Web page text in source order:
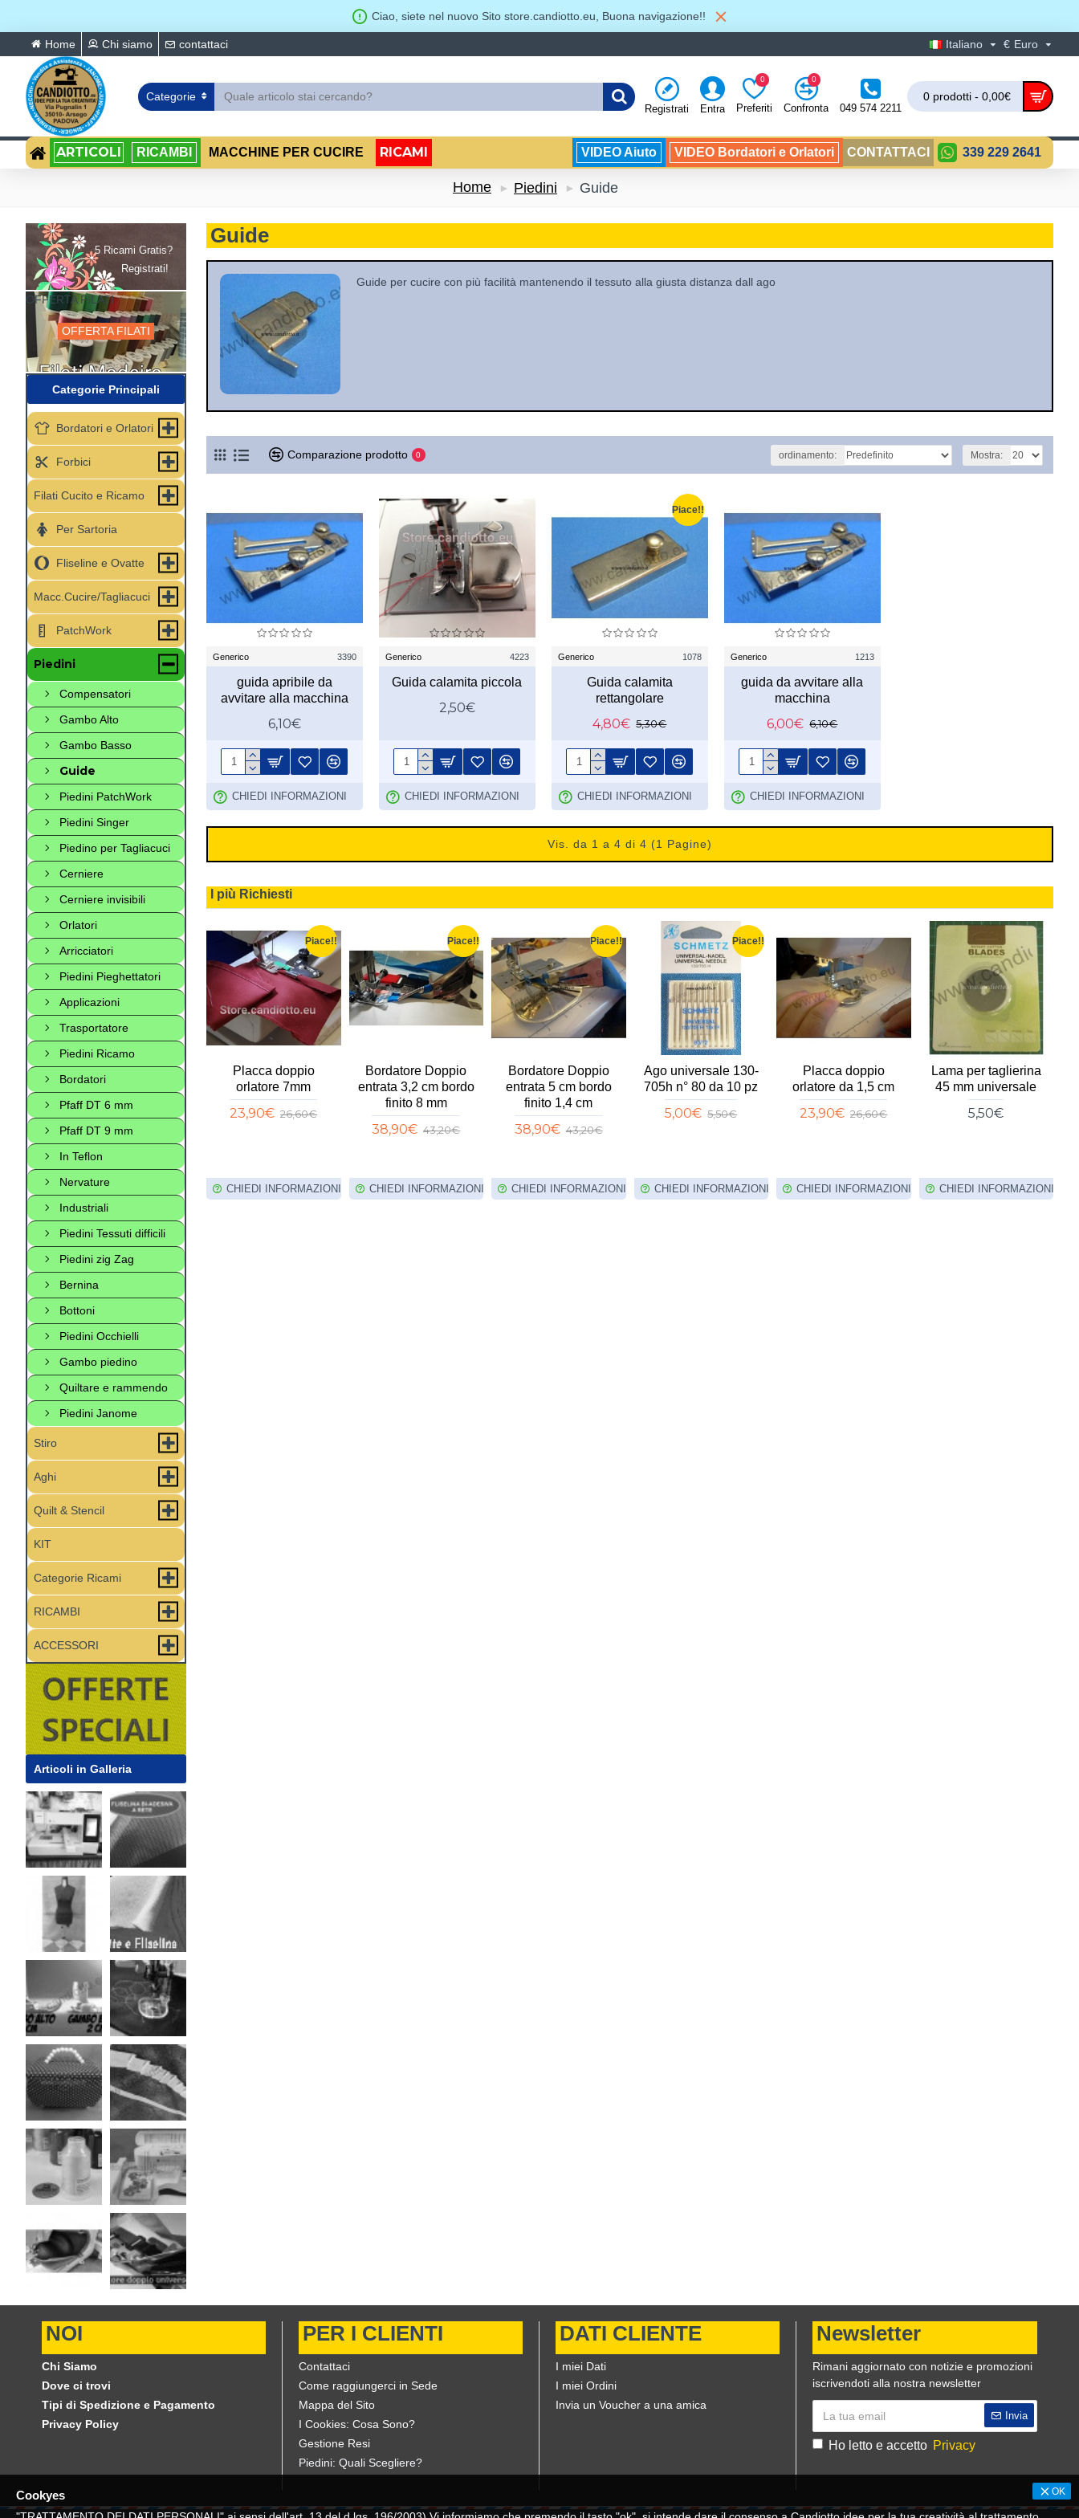
Ciao, siete nel nuovo Sito store.candiotto.eu, Buona navigazione!!
Home Chi siamo contattaci Italiano € Euro
Categorie
Registrati Entra Preferiti
0
Confronta
0
049 574 2211
0 prodotti - 0,00€
ARTICOLI RICAMBI MACCHINE PER CUCIRE RICAMI VIDEO Aiuto VIDEO Bordatori e Orlatori CONTATTACI 339 229 2641
Home Piedini Guide
Registrati!
5 Ricami Gratis?
OFFERTA FILATI
OFFERTA FILATI
Categorie Principali
Bordatori e Orlatori
Forbici
Filati Cucito e Ricamo
Per Sartoria
Fliseline e Ovatte
Macc.Cucire/Tagliacuci
PatchWork
Piedini
Compensatori
Gambo Alto
Gambo Basso
Guide
Piedini PatchWork
Piedini Singer
Piedino per Tagliacuci
Cerniere
Cerniere invisibili
Orlatori
Arricciatori
Piedini Pieghettatori
Applicazioni
Trasportatore
Piedini Ricamo
Bordatori
Pfaff DT 6 mm
Pfaff DT 9 mm
In Teflon
Nervature
Industriali
Piedini Tessuti difficili
Piedini zig Zag
Bernina
Bottoni
Piedini Occhielli
Gambo piedino
Quiltare e rammendo
Piedini Janome
Stiro
Aghi
Quilt & Stencil
KIT
Categorie Ricami
RICAMBI
ACCESSORI
Articoli in Galleria
Guide
Guide per cucire con più facilità mantenendo il tessuto alla giusta distanza dall ago
Comparazione prodotto 0 ordinamento: Mostra:
Generico 3390
guida apribile da
avvitare alla macchina
6,10€
CHIEDI INFORMAZIONI
Generico 4223
Guida calamita piccola
2,50€
CHIEDI INFORMAZIONI
Piace!!
Generico 1078
Guida calamita
rettangolare
4,80€ 5,30€
CHIEDI INFORMAZIONI
Generico 1213
guida da avvitare alla
macchina
6,00€ 6,10€
CHIEDI INFORMAZIONI
Vis. da 1 a 4 di 4 (1 Pagine)
I più Richiesti
Piace!!
ricamo
Piace!!
Copri asse modello
Foppapedretti
11,40€
CHIEDI INFORMAZIONI
Piace!!
Placca doppio
orlatore 7mm
23,90€ 26,60€
CHIEDI INFORMAZIONI
Piace!!
Bordatore Doppio
entrata 3,2 cm bordo
finito 8 mm
38,90€ 43,20€
CHIEDI INFORMAZIONI
Piace!!
Bordatore Doppio
entrata 5 cm bordo
finito 1,4 cm
38,90€ 43,20€
CHIEDI INFORMAZIONI
Piace!!
Ago universale 130-
705h n° 80 da 10 pz
5,00€ 5,50€
CHIEDI INFORMAZIONI
Placca doppio
orlatore da 1,5 cm
23,90€ 26,60€
CHIEDI INFORMAZIONI
Lama per taglierina
45 mm universale
5,50€
CHIEDI INFORMAZIONI
NOI
Chi Siamo
Dove ci trovi
Tipi di Spedizione e Pagamento
Privacy Policy
PER I CLIENTI
Contattaci
Come raggiungerci in Sede
Mappa del Sito
I Cookies: Cosa Sono?
Gestione Resi
Piedini: Quali Scegliere?
DATI CLIENTE
I miei Dati
I miei Ordini
Invia un Voucher a una amica
Newsletter
Rimani aggiornato con notizie e promozioni
iscrivendoti alla nostra newsletter
Invia
Ho letto e accetto Privacy
OK
Cookyes